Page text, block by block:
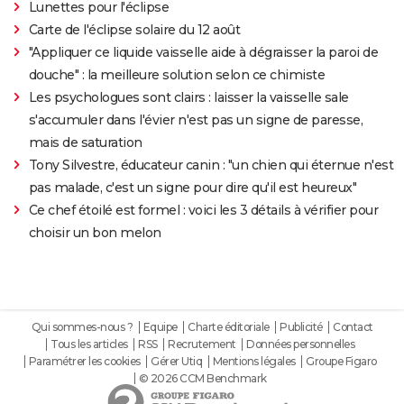
Lunettes pour l'éclipse
Carte de l'éclipse solaire du 12 août
"Appliquer ce liquide vaisselle aide à dégraisser la paroi de
douche" : la meilleure solution selon ce chimiste
Les psychologues sont clairs : laisser la vaisselle sale
s'accumuler dans l'évier n'est pas un signe de paresse,
mais de saturation
Tony Silvestre, éducateur canin : "un chien qui éternue n'est
pas malade, c'est un signe pour dire qu'il est heureux"
Ce chef étoilé est formel : voici les 3 détails à vérifier pour
choisir un bon melon
Qui sommes-nous ? Equipe Charte éditoriale Publicité
Contact
Tous les articles
RSS Recrutement
Données personnelles
Paramétrer les cookies
Gérer Utiq Mentions légales
Groupe Figaro
© 2026 CCM Benchmark